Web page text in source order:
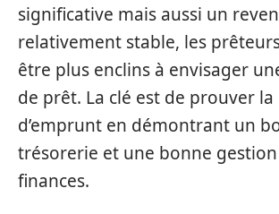
significative mais aussi un
relativement stable, les
être plus enclins à envisager
de prêt. La clé est de prouver la
d’emprunt en démontrant un
trésorerie et une bonne
finances.